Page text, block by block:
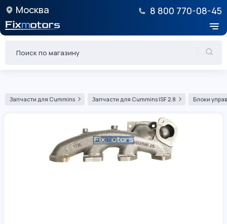
Москва 8 800 770-08-45
Запчасти для Cummins Запчасти для Cummins ISF 2.8 Блоки